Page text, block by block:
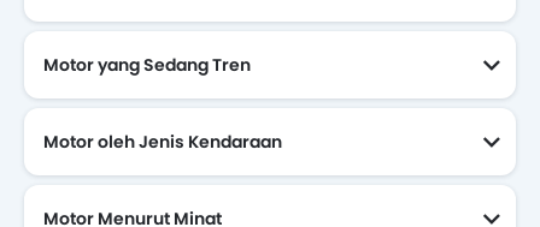
Motor yang Sedang Tren
Motor oleh Jenis Kendaraan
Motor Menurut Minat